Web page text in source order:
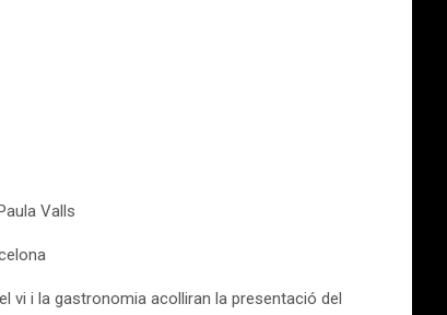
Valls
vi i la gastronomia acolliran la presentació del